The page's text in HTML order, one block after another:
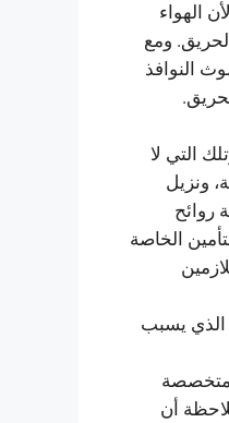
الهواء
ومع
النوافذ
التي لا
ونزيل
روائح
الخاصة
الذي يسبب
متخصصة
أن